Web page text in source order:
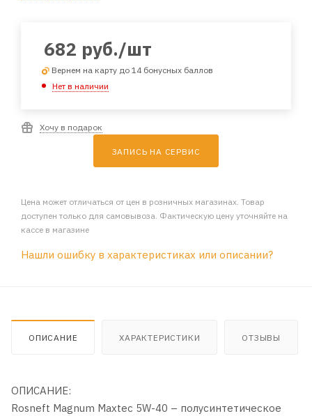
682 руб./шт
Вернем на карту до 14 бонусных баллов
Нет в наличии
Хочу в подарок
ЗАПИСЬ НА СЕРВИС
Цена может отличаться от цен в розничных магазинах. Товар
доступен только для самовывоза. Фактическую цену уточняйте на
кассе в магазине
Нашли ошибку в характеристиках или описании?
ОПИСАНИЕ ХАРАКТЕРИСТИКИ ОТЗЫВЫ
ОПИСАНИЕ:
Rosneft Magnum Maxtec 5W-40 – полусинтетическое